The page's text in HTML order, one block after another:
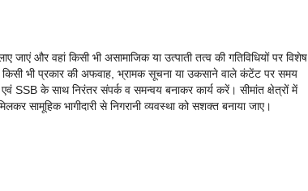
और वहां किसी भी असामाजिक या उत्पाती तत्व की गतिविधियों पर विशेष
किसी भी प्रकार की अफवाह, भ्रामक सूचना या उकसाने वाले कंटेंट पर समय
SSB के साथ निरंतर संपर्क व समन्वय बनाकर कार्य करें। सीमांत क्षेत्रों में
सामूहिक भागीदारी से निगरानी व्यवस्था को सशक्त बनाया जाए।